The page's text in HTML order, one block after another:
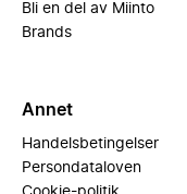
Bli en del av Miinto
Brands
Annet
Handelsbetingelser
Persondataloven